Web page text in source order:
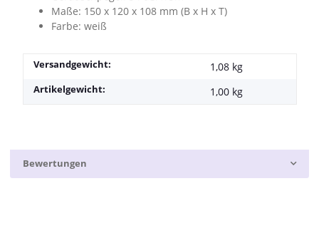
Maße: 150 x 120 x 108 mm (B x H x T)
Farbe: weiß
Versandgewicht: 1,08 kg
Artikelgewicht: 1,00 kg
Bewertungen